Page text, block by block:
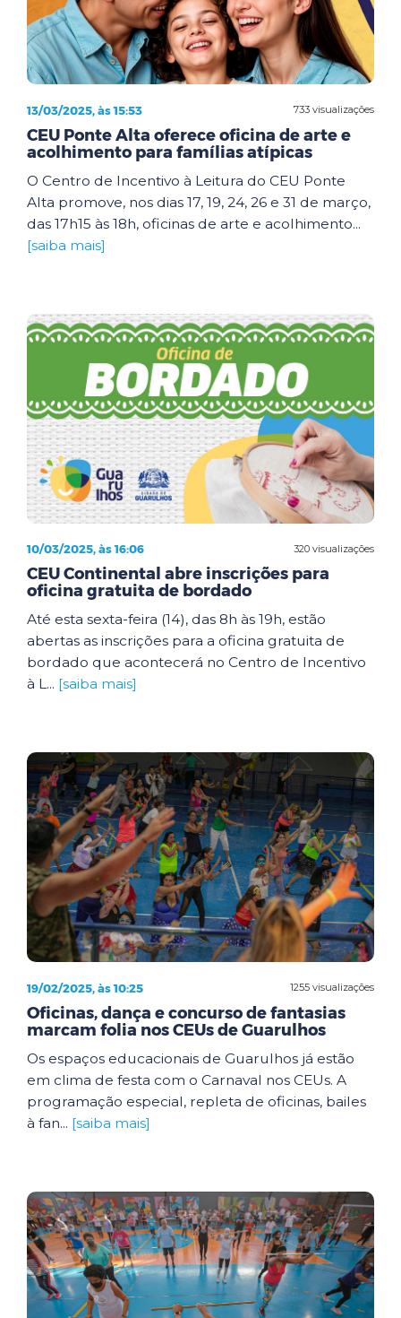
733 visualizações
13/03/2025, às 15:53
CEU Ponte Alta oferece oficina de arte e
acolhimento para famílias atípicas
O Centro de Incentivo à Leitura do CEU Ponte
Alta promove, nos dias 17, 19, 24, 26 e 31 de março,
das 17h15 às 18h, oficinas de arte e acolhimento...
[saiba mais]
320 visualizações
10/03/2025, às 16:06
CEU Continental abre inscrições para
oficina gratuita de bordado
Até esta sexta-feira (14), das 8h às 19h, estão
abertas as inscrições para a oficina gratuita de
bordado que acontecerá no Centro de Incentivo
à L... [saiba mais]
1255 visualizações
19/02/2025, às 10:25
Oficinas, dança e concurso de fantasias
marcam folia nos CEUs de Guarulhos
Os espaços educacionais de Guarulhos já estão
em clima de festa com o Carnaval nos CEUs. A
programação especial, repleta de oficinas, bailes
à fan... [saiba mais]